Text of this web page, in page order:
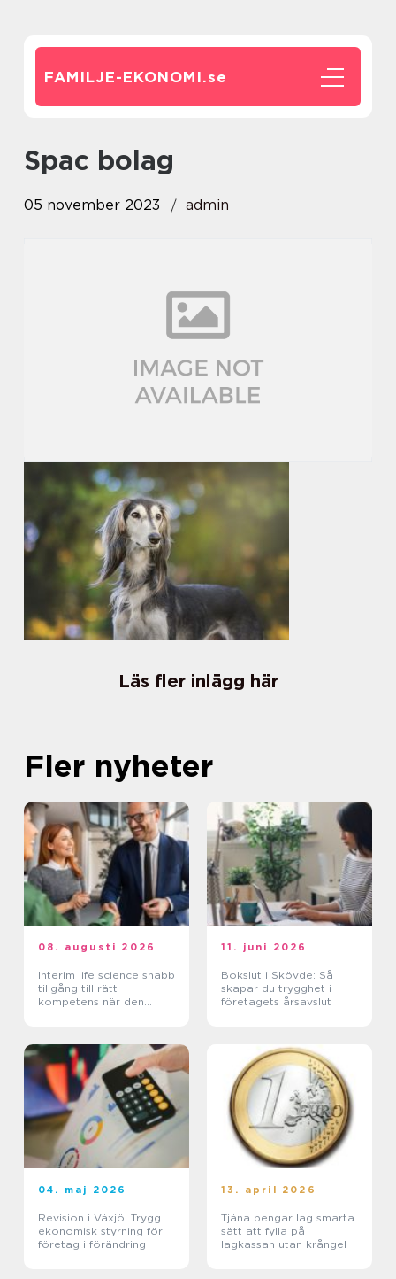
FAMILJE-EKONOMI.se
spac bolag
05 november 2023 admin
Läs fler inlägg här
Fler nyheter
08. augusti 2026
Interim life science snabb
tillgång till rätt
kompetens när den
11. juni 2026
Bokslut i Skövde: Så
skapar du trygghet i
företagets årsavslut
04. maj 2026
Revision i Växjö: Trygg
ekonomisk styrning för
företag i förändring
13. april 2026
Tjäna pengar lag smarta
sätt att fylla på
lagkassan utan krångel